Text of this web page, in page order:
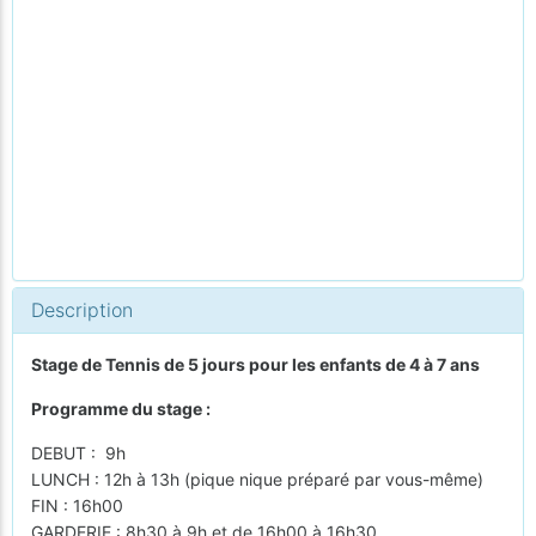
Description
Stage de Tennis de 5 jours pour les enfants de 4 à 7 ans
Programme du stage :
DEBUT : 9h
LUNCH : 12h à 13h (pique nique préparé par vous-même)
FIN : 16h00
GARDERIE : 8h30 à 9h et de 16h00 à 16h30